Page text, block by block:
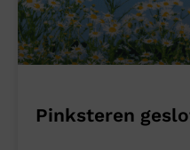
Pinksteren